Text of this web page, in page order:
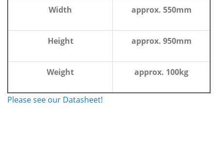
Width approx. 550mm
Height approx. 950mm
Weight approx. 100kg
Please see our Datasheet!